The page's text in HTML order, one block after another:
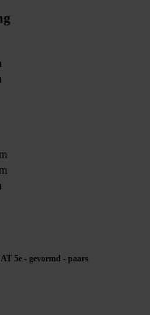
5e - gevormd - paars